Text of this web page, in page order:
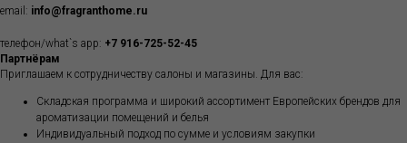
email: info@fragranthome.ru
телефон/what`s app: +7 916-725-52-45
Партнёрам
Приглашаем к сотрудничеству салоны и магазины. Для вас:
Складская программа и широкий ассортимент Европейских брендов для
ароматизации помещений и белья
Индивидуальный подход по сумме и условиям закупки